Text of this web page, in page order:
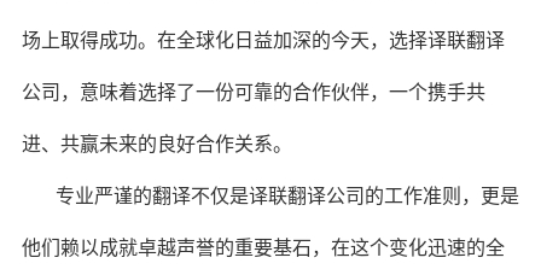
场上取得成功。在全球化日益加深的今天，选择译联翻译
公司，意味着选择了一份可靠的合作伙伴，一个携手共
进、共赢未来的良好合作关系。
专业严谨的翻译不仅是译联翻译公司的工作准则，更是
他们赖以成就卓越声誉的重要基石，在这个变化迅速的全